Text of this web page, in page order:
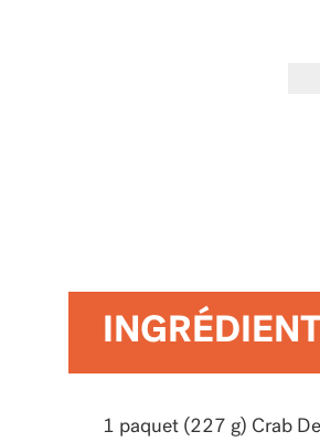
1 paquet (227 g) Crab